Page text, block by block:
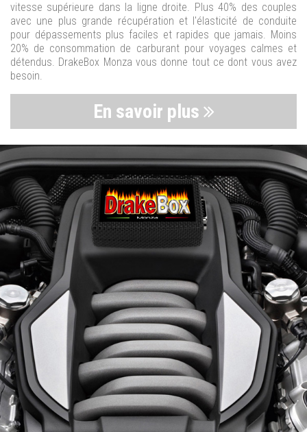
vitesse supérieure dans la ligne droite. Plus 40% des couples
avec une plus grande récupération et l'élasticité de conduite
pour dépassements plus faciles et rapides que jamais. Moins
20% de consommation de carburant pour voyages calmes et
détendus. DrakeBox Monza vous donne tout ce dont vous avez
besoin.
En savoir plus